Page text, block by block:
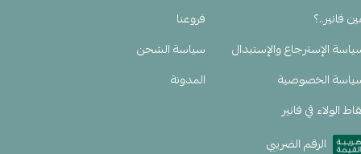
فانير..؟
فروعنا
الإسترجاع والإستبدال
سياسة الشحن
الخصوصية
المدونة
الولاء في فانير
الرقم الضريبي